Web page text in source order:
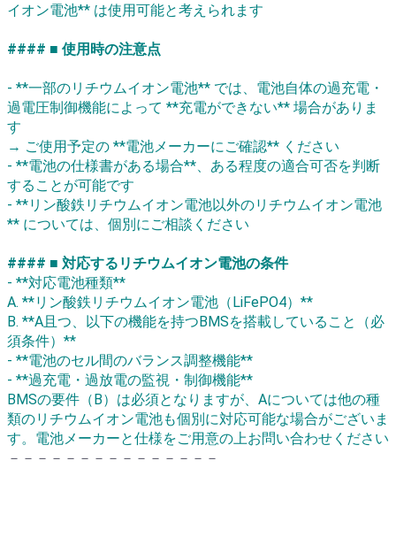
イオン電池** は使用可能と考えられます
#### ■ 使用時の注意点
- **一部のリチウムイオン電池** では、電池自体の過充電・
過電圧制御機能によって **充電ができない** 場合がありま
す
→ ご使用予定の **電池メーカーにご確認** ください
- **電池の仕様書がある場合**、ある程度の適合可否を判断
することが可能です
- **リン酸鉄リチウムイオン電池以外のリチウムイオン電池
** については、個別にご相談ください
#### ■ 対応するリチウムイオン電池の条件
- **対応電池種類**
A. **リン酸鉄リチウムイオン電池（LiFePO4）**
B. **A且つ、以下の機能を持つBMSを搭載していること（必
須条件）**
- **電池のセル間のバランス調整機能**
- **過充電・過放電の監視・制御機能**
BMSの要件（B）は必須となりますが、Aについては他の種
類のリチウムイオン電池も個別に対応可能な場合がございま
す。電池メーカーと仕様をご用意の上お問い合わせください
－－－－－－－－－－－－－－－